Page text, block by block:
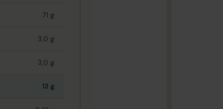
71 g
3,0 g
3,0 g
13 g